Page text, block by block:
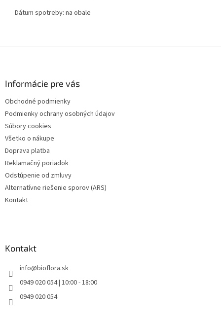
Dátum spotreby: na obale
Informácie pre vás
Obchodné podmienky
Podmienky ochrany osobných údajov
Súbory cookies
Všetko o nákupe
Doprava platba
Reklamačný poriadok
Odstúpenie od zmluvy
Alternatívne riešenie sporov (ARS)
Kontakt
Kontakt
info@bioflora.sk
0949 020 054 | 10:00 - 18:00
0949 020 054